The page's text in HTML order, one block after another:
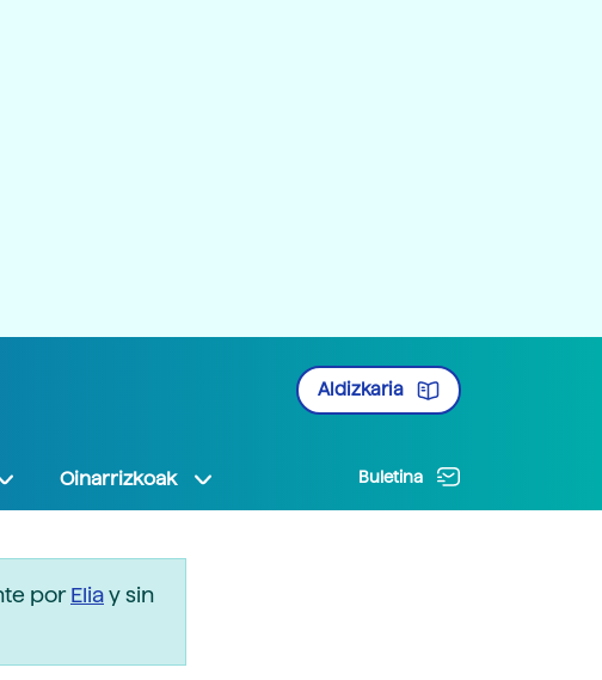
Aldizkaria
Oinarrizkoak Buletina
porEliay sin